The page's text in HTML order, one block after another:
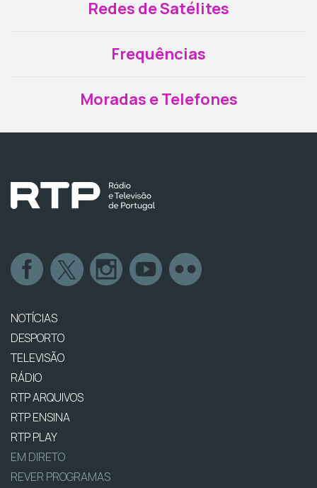
Redes de Satélites
Frequências
Moradas e Telefones
NOTÍCIAS
DESPORTO
TELEVISÃO
RÁDIO
RTP ARQUIVOS
RTP ENSINA
RTP PLAY
EM DIRETO
REVER PROGRAMAS